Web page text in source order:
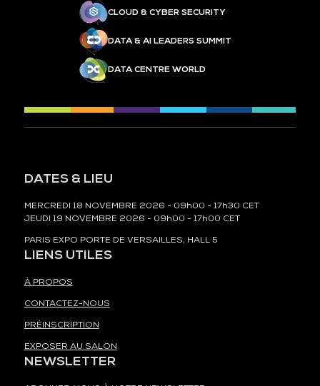
CLOUD & CYBER SECURITY
DATA & AI LEADERS SUMMIT
DATA CENTRE WORLD
DATES & LIEU
MERCREDI 18 NOVEMBRE 2026 - 09h00 - 17h30 CET
JEUDI 19 NOVEMBRE 2026 - 09h00 - 17h00 CET
PARIS EXPO PORTE DE VERSAILLES, HALL 5
LIENS UTILES
À PROPOS
CONTACTEZ-NOUS
PRÉINSCRIPTION
EXPOSER AU SALON
NEWSLETTER